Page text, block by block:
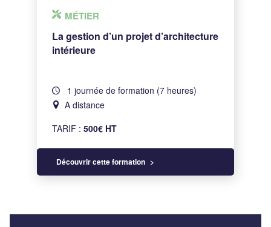
MÉTIER
La gestion d’un projet d’architecture
intérieure
1 journée de formation (7 heures)
A distance
TARIF :500€ HT
Découvrir cette formation